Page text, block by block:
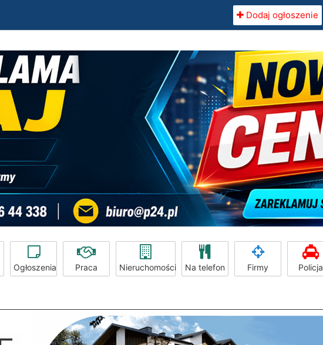
Dodaj ogłoszenie
Ogłoszenia Praca Nieruchomości Na telefon Firmy Policja